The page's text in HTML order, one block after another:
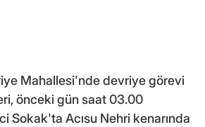
Mahallesi'nde devriye görevi
önceki gün saat 03.00
Sokak'ta Acısu Nehri kenarında